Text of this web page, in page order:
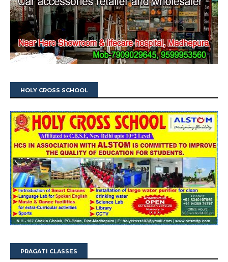
HOLY CROSS SCHOOL
PRAGATI CLASSES